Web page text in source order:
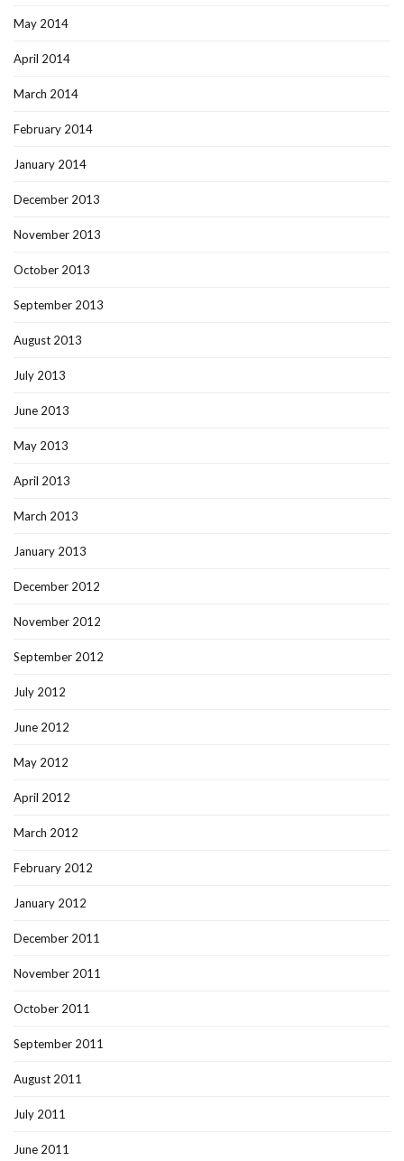
May 2014
April 2014
March 2014
February 2014
January 2014
December 2013
November 2013
October 2013
September 2013
August 2013
July 2013
June 2013
May 2013
April 2013
March 2013
January 2013
December 2012
November 2012
September 2012
July 2012
June 2012
May 2012
April 2012
March 2012
February 2012
January 2012
December 2011
November 2011
October 2011
September 2011
August 2011
July 2011
June 2011